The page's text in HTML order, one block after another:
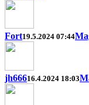
Fort19.5.2024 07:44
jh66616.4.2024 18:03